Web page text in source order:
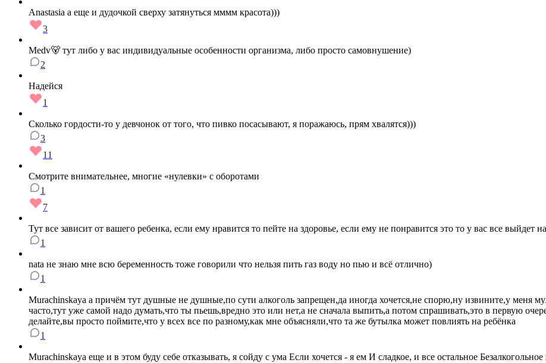
Anastasia а еще и дудочкой сверху затянуться мммм красота)))
3
Medv🐻 тут либо у вас индивидуальные особенности организма, либо просто самовнушение)
2
Надейся
1
Сколько гордости-то у девчонок от того, что пивко посасывают, я поражаюсь, прям хвалятся)))
3
11
Смотрите внимательнее, многие «нулевки» с оборотами
1
7
Тут все зависит от вашего ребенка, если ему нравится то пейте на здоровье, если ему не понравится это то у вас все выйдет
1
nata не знаю мне всю беременность тоже говорили что нельзя пить газ воду но пью и всё отлично)
1
Murachinskaya а причём тут душные не душные,по сути алкоголь запрещен,да иногда хочется,не спорю,ну извините,у меня
часто,тут уже самой надо думать,что ты пьешь,вредно это или нет,а не сначала выпить,а потом спрашивать,это в первую
делайте,вы просто поймите,что у всех все по разному,как мне объясняли,что та же бутылка может повлиять на ребёнка
1
Murachinskaya еще и в этом буду себе отказывать, я сойду с ума Если хочется - я ем И сладкое, и все остальное